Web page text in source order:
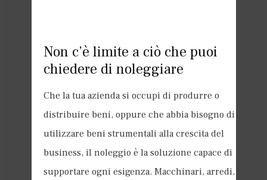
Non c’è limite a ciò che puoi
chiedere di noleggiare
Che la tua azienda si occupi di produrre o
distribuire beni, oppure che abbia bisogno di
utilizzare beni strumentali alla crescita del
business, il noleggio è la soluzione capace di
supportare ogni esigenza. Macchinari, arredi,